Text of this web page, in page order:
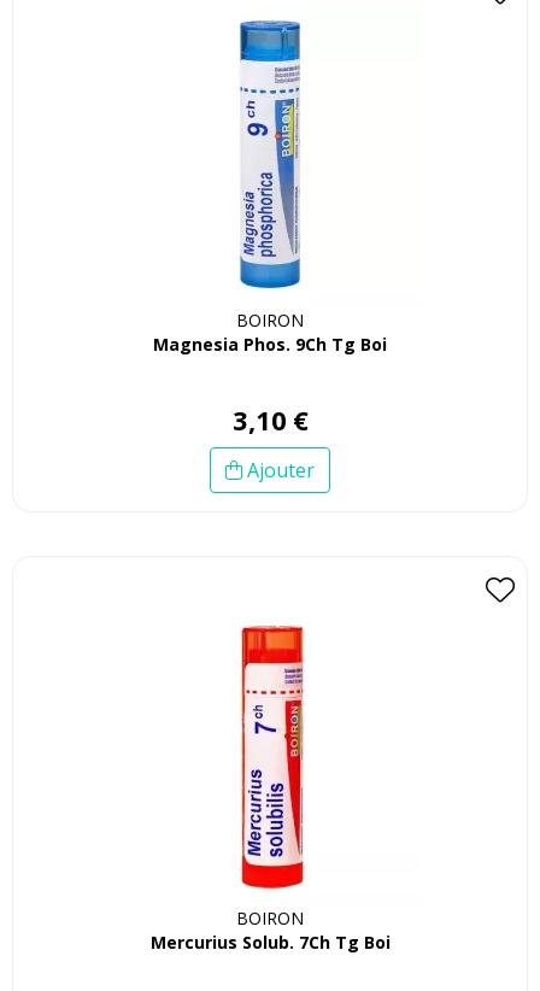
BOIRON
Magnesia Phos. 9Ch Tg Boi
3,10 €
Ajouter
BOIRON
Mercurius Solub. 7Ch Tg Boi